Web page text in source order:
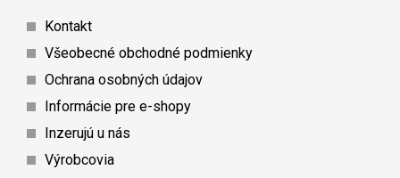
Kontakt
Všeobecné obchodné podmienky
Ochrana osobných údajov
Informácie pre e-shopy
Inzerujú u nás
Výrobcovia